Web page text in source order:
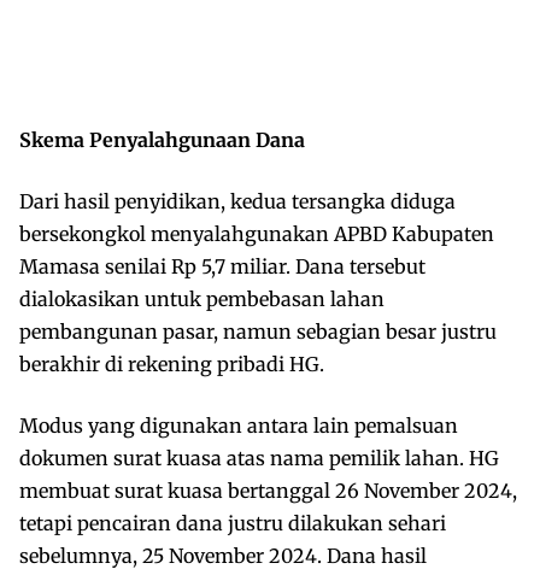
Skema Penyalahgunaan Dana
Dari hasil penyidikan, kedua tersangka diduga
bersekongkol menyalahgunakan APBD Kabupaten
Mamasa senilai Rp 5,7 miliar. Dana tersebut
dialokasikan untuk pembebasan lahan
pembangunan pasar, namun sebagian besar justru
berakhir di rekening pribadi HG.
Modus yang digunakan antara lain pemalsuan
dokumen surat kuasa atas nama pemilik lahan. HG
membuat surat kuasa bertanggal 26 November 2024,
tetapi pencairan dana justru dilakukan sehari
sebelumnya, 25 November 2024. Dana hasil